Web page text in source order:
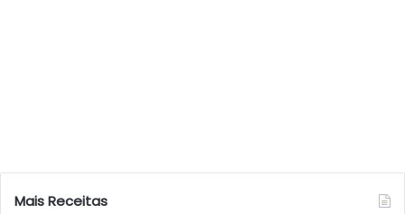
Mais Receitas